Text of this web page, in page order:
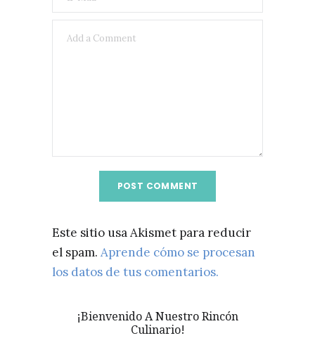
Este sitio usa Akismet para reducir
el spam. Aprende cómo se procesan
los datos de tus comentarios.
¡Bienvenido A Nuestro Rincón
Culinario!